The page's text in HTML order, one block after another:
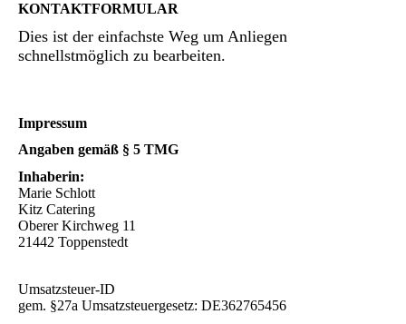
KONTAKTFORMULAR
Dies ist der einfachste Weg um Anliegen
schnellstmöglich zu bearbeiten.
Impressum
Angaben gemäß § 5 TMG
Inhaberin:
Marie Schlott
Kitz Catering
Oberer Kirchweg 11
21442 Toppenstedt
Umsatzsteuer-ID
gem. §27a Umsatzsteuergesetz: DE362765456